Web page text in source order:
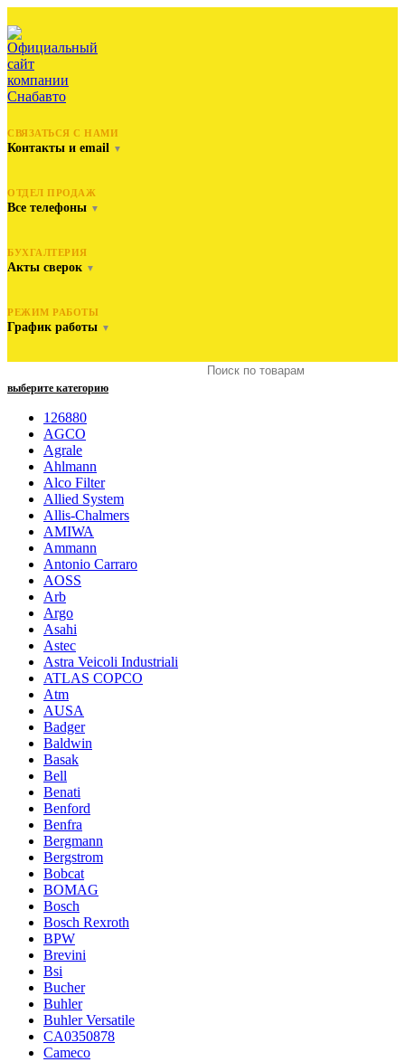
СВЯЗАТЬСЯ С НАМИ
Контакты и email ▼
ОТДЕЛ ПРОДАЖ
Все телефоны ▼
БУХГАЛТЕРИЯ
Акты сверок ▼
РЕЖИМ РАБОТЫ
График работы ▼
выберите категорию
126880
AGCO
Agrale
Ahlmann
Alco Filter
Allied System
Allis-Chalmers
AMIWA
Ammann
Antonio Carraro
AOSS
Arb
Argo
Asahi
Astec
Astra Veicoli Industriali
ATLAS COPCO
Atm
AUSA
Badger
Baldwin
Basak
Bell
Benati
Benford
Benfra
Bergmann
Bergstrom
Bobcat
BOMAG
Bosch
Bosch Rexroth
BPW
Brevini
Bsi
Bucher
Buhler
Buhler Versatile
CA0350878
Cameco